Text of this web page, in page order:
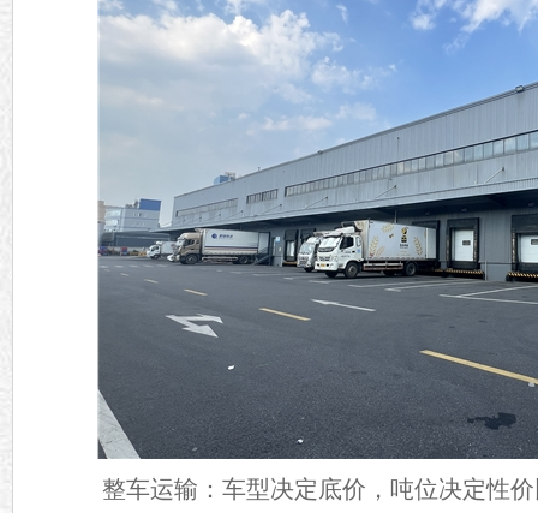
整车运输：车型决定底价，吨位决定性价